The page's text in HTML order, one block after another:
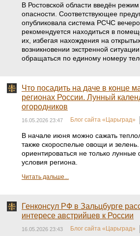
В Ростовской области введён
опасности. Соответствующее
опубликовала система РСЧС
рекомендуется находиться в
их, избегая нахождения на
возникновении экстренной
обращаться по единому номеру
Что посадить на даче в конце
регионах России. Лунный
огородников
16.05.2026 23:47 Блог сайта «Царьград»
В начале июня можно сажать
также скороспелые овощи и
ориентироваться не только
условия региона.
Читать дальше...
Генконсул РФ в Зальцбурге
интересе австрийцев к России
16.05.2026 23:43 Блог сайта «Царьград»